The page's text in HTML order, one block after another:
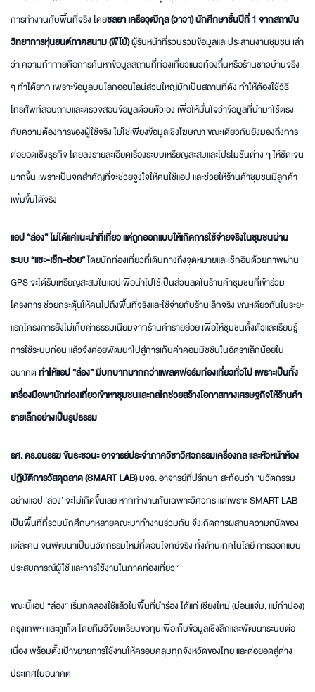
การทำงานกับพื้นที่จริง โดยชลยา เครือวุฒิกุล (วาวา) นักศึกษาชั้นปีที่ 1 จากสถาบัน
วิทยาการหุ่นยนต์ภาคสนาม (ฟีโบ้)ผู้รับหน้าที่รวบรวมข้อมูลและประสานงานชุมชน เล่า
ว่า ความท้าทายคือการค้นหาข้อมูลสถานที่ท่องเที่ยวแนวท้องถิ่นหรือร้านชาวบ้านจริง
ๆ ทำได้ยาก เพราะข้อมูลบนโลกออนไลน์ส่วนใหญ่มักเป็นสถานที่ดัง ทำให้ต้องใช้วิธี
โทรศัพท์สอบถามและตรวจสอบข้อมูลด้วยตัวเอง เพื่อให้มั่นใจว่าข้อมูลที่นำมาใช้ตรง
กับความต้องการของผู้ใช้จริง ไม่ใช่เพียงข้อมูลเชิงโฆษณา ขณะเดียวกันยังมองถึงการ
ต่อยอดเชิงธุรกิจ โดยลงรายละเอียดเรื่องระบบเหรียญสะสมและโปรโมชันต่าง ๆ ให้ชัดเจน
มากขึ้น เพราะเป็นจุดสำคัญที่จะช่วยจูงใจให้คนใช้แอป และช่วยให้ร้านค้าชุมชนมีลูกค้า
เพิ่มขึ้นได้จริง
แอป “ล่อง” ไม่ได้แค่แนะนำที่เที่ยว แต่ถูกออกแบบให้เกิดการใช้จ่ายจริงในชุมชนผ่าน
ระบบ “แชะ-เช็ก-ช่วย”โดยนักท่องเที่ยวที่เดินทางถึงจุดหมายและเช็กอินด้วยภาพผ่าน
GPS จะได้รับเหรียญสะสมในแอปเพื่อนำไปใช้เป็นส่วนลดในร้านค้าชุมชนที่เข้าร่วม
โครงการ ช่วยกระตุ้นให้คนไปถึงพื้นที่จริงและใช้จ่ายกับร้านเล็กจริง ขณะเดียวกันในระยะ
แรกโครงการยังไม่เก็บค่าธรรมเนียมจากร้านค้ารายย่อย เพื่อให้ชุมชนตั้งตัวและเรียนรู้
การใช้ระบบก่อน แล้วจึงค่อยพัฒนาไปสู่การเก็บค่าคอมมิชชันในอัตราเล็กน้อยใน
อนาคตทำให้แอป “ล่อง” มีบทบาทมากกว่าแพลตฟอร์มท่องเที่ยวทั่วไป เพราะเป็นทั้ง
เครื่องมือพานักท่องเที่ยวเข้าหาชุมชนและกลไกช่วยสร้างโอกาสทางเศรษฐกิจให้ร้านค้า
รายเล็กอย่างเป็นรูปธรรม
รศ. ดร.อนรรฆ ขันธะชวนะ อาจารย์ประจำภาควิชาวิศวกรรมเครื่องกล และหัวหน้าห้อง
ปฏิบัติการวัสดุฉลาด (SMART LAB)มจธ. อาจารย์ที่ปรึกษา สะท้อนว่า “นวัตกรรม
อย่างแอป ‘ล่อง’ จะไม่เกิดขึ้นเลย หากทำงานกันเฉพาะวิศวกร แต่เพราะ SMART LAB
เป็นพื้นที่ที่รวมนักศึกษาหลายคณะมาทำงานร่วมกัน จึงเกิดการผสานความถนัดของ
แต่ละคน จนพัฒนาเป็นนวัตกรรมใหม่ที่ตอบโจทย์จริง ทั้งด้านเทคโนโลยี การออกแบบ
ประสบการณ์ผู้ใช้ และการใช้งานในภาคท่องเที่ยว”
ขณะนี้แอป “ล่อง” เริ่มทดลองใช้แล้วในพื้นที่นำร่อง ได้แก่ เชียงใหม่ (ม่อนแจ่ม, แม่กำปอง)
กรุงเทพฯ และภูเก็ต โดยทีมวิจัยเตรียมขอทุนเพื่อเก็บข้อมูลเชิงลึกและพัฒนาระบบต่อ
เนื่อง พร้อมตั้งเป้าขยายการใช้งานให้ครอบคลุมทุกจังหวัดของไทย และต่อยอดสู่ต่าง
ประเทศในอนาคต